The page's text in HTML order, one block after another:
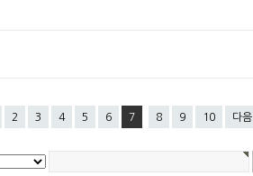
2 3 4 5 6 7 8 9 10 다음